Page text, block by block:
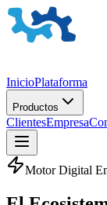
InicioPlataforma
Productos
ClientesEmpresa
Motor Digital